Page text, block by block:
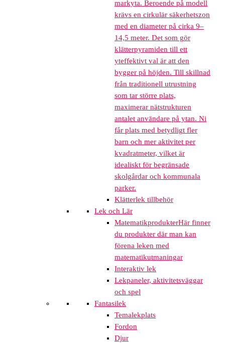
markyta. Beroende på modell
krävs en cirkulär säkerhetszon
med en diameter på cirka 9–
14,5 meter. Det som gör
klätterpyramiden till ett
yteffektivt val är att den
bygger på höjden. Till skillnad
från traditionell utrustning
som tar större plats,
maximerar nätstrukturen
antalet användare på ytan. Ni
får plats med betydligt fler
barn och mer aktivitet per
kvadratmeter, vilket är
idealiskt för begränsade
skolgårdar och kommunala
parker.
Klätterlek tillbehör
Lek och Lär
MatematikprodukterHär finner
du produkter där man kan
förena leken med
matematikutmaningar
Interaktiv lek
Lekpaneler, aktivitetsväggar
och spel
Fantasilek
Temalekplats
Fordon
Djur